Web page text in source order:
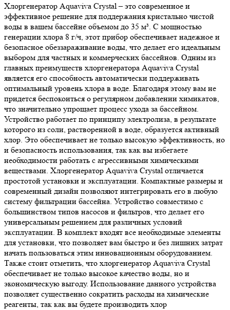
Хлоргенератор Aquaviva Crystal – это современное и
эффективное решение для поддержания кристально чистой
воды в вашем бассейне объемом до 35 м³. С мощностью
генерации хлора 8 г/ч, этот прибор обеспечивает надежное и
безопасное обеззараживание воды, что делает его идеальным
выбором для частных и коммерческих бассейнов. Одним из
главных преимуществ хлоргенератора Aquaviva Crystal
является его способность автоматически поддерживать
оптимальный уровень хлора в воде. Благодаря этому вам не
придется беспокоиться о регулярном добавлении химикатов,
что значительно упрощает процесс ухода за бассейном.
Устройство работает по принципу электролиза, в результате
которого из соли, растворенной в воде, образуется активный
хлор. Это обеспечивает не только высокую эффективность, но
и безопасность использования, так как вы избегаете
необходимости работать с агрессивными химическими
веществами. Хлоргенератор Aquaviva Crystal отличается
простотой установки и эксплуатации. Компактные размеры и
современный дизайн позволяют интегрировать его в любую
систему фильтрации бассейна. Устройство совместимо с
большинством типов насосов и фильтров, что делает его
универсальным решением для различных условий
эксплуатации. В комплект входят все необходимые элементы
для установки, что позволяет вам быстро и без лишних затрат
начать пользоваться этим инновационным оборудованием.
Также стоит отметить, что хлоргенератор Aquaviva Crystal
обеспечивает не только высокое качество воды, но и
экономическую выгоду. Использование данного устройства
позволяет существенно сократить расходы на химические
реагенты, так как вы будете производить хлор